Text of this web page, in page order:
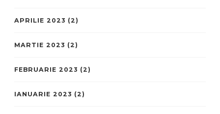
APRILIE 2023 (2)
MARTIE 2023 (2)
FEBRUARIE 2023 (2)
IANUARIE 2023 (2)